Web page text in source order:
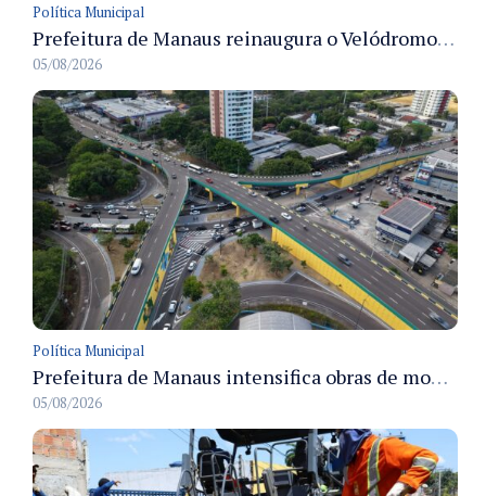
Política Municipal
Prefeitura de Manaus reinaugura o Velódromo Professora Alzira Campos e entrega espaço esportivo totalmente revitalizado
05/08/2026
Política Municipal
Prefeitura de Manaus intensifica obras de modernização no viaduto Miguel Arraes para ampliar segurança e acessibilidade na região
05/08/2026